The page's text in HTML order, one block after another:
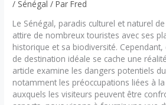
/ Sénégal / ParFred
Le Sénégal, paradis culturel et naturel de
attire de nombreux touristes avec ses
historique et sa biodiversité.
de destination idéale se cache une
article examine les dangers potentiels
notamment les préoccupations liées à
auxquels les visiteurs peuvent être